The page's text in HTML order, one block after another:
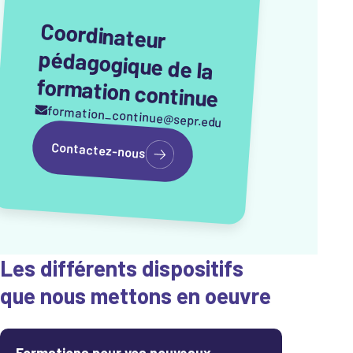
Coordinateur
pédagogique de la
formation continue
formation_continue@sepr.edu
Contactez-nous
Les différents dispositifs
que nous mettons en oeuvre